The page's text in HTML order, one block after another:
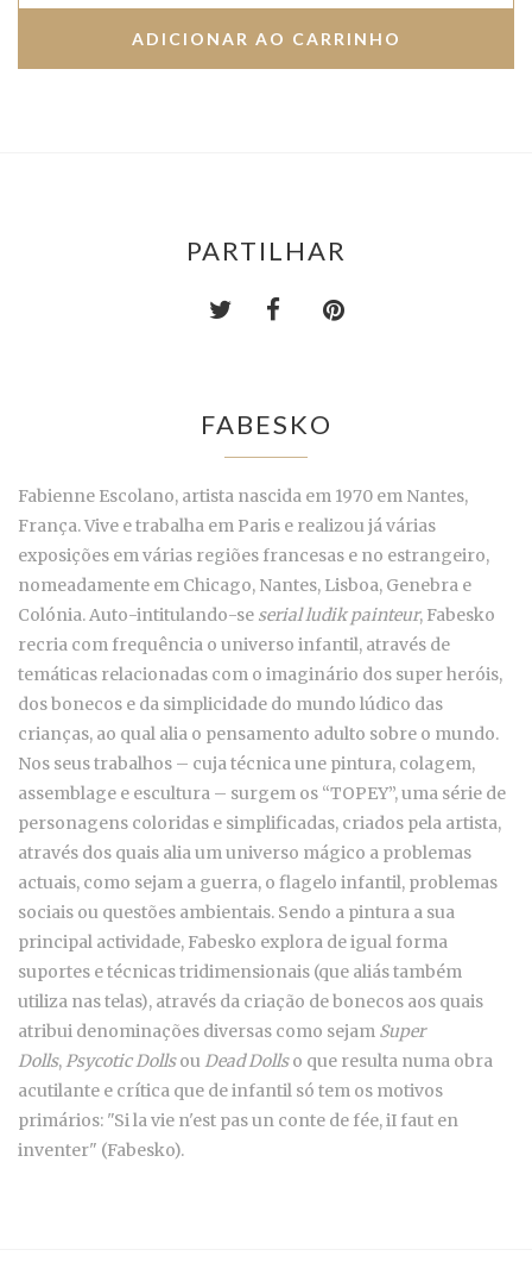
PARTILHAR
FABESKO
Fabienne Escolano, artista nascida em 1970 em Nantes,
França. Vive e trabalha em Paris e realizou já várias
exposições em várias regiões francesas e no estrangeiro,
nomeadamente em Chicago, Nantes, Lisboa, Genebra e
Colónia. Auto-intitulando-se serial ludik painteur, Fabesko
recria com frequência o universo infantil, através de
temáticas relacionadas com o imaginário dos super heróis,
dos bonecos e da simplicidade do mundo lúdico das
crianças, ao qual alia o pensamento adulto sobre o mundo.
Nos seus trabalhos – cuja técnica une pintura, colagem,
assemblage e escultura – surgem os “TOPEY”, uma série de
personagens coloridas e simplificadas, criados pela artista,
através dos quais alia um universo mágico a problemas
actuais, como sejam a guerra, o flagelo infantil, problemas
sociais ou questões ambientais. Sendo a pintura a sua
principal actividade, Fabesko explora de igual forma
suportes e técnicas tridimensionais (que aliás também
utiliza nas telas), através da criação de bonecos aos quais
atribui denominações diversas como sejam Super
Dolls,Psycotic DollsouDead Dollso que resulta numa obra
acutilante e crítica que de infantil só tem os motivos
primários: "Si la vie n'est pas un conte de fée, iI faut en
inventer" (Fabesko).